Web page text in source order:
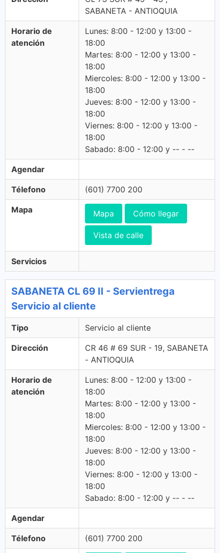
SABANETA - ANTIOQUIA
Horario de
atención
Lunes: 8:00 - 12:00 y 13:00 -
18:00
Martes: 8:00 - 12:00 y 13:00 -
18:00
Miercoles: 8:00 - 12:00 y 13:00 -
18:00
Jueves: 8:00 - 12:00 y 13:00 -
18:00
Viernes: 8:00 - 12:00 y 13:00 -
18:00
Sabado: 8:00 - 12:00 y -- - --
Agendar
Télefono (601) 7700 200
Mapa Mapa Cómo llegar
Vista de calle
Servicios
SABANETA CL 69 II - Servientrega
Servicio al cliente
Tipo Servicio al cliente
Dirección
CR 46 # 69 SUR - 19, SABANETA
- ANTIOQUIA
Horario de
atención
Lunes: 8:00 - 12:00 y 13:00 -
18:00
Martes: 8:00 - 12:00 y 13:00 -
18:00
Miercoles: 8:00 - 12:00 y 13:00 -
18:00
Jueves: 8:00 - 12:00 y 13:00 -
18:00
Viernes: 8:00 - 12:00 y 13:00 -
18:00
Sabado: 8:00 - 12:00 y -- - --
Agendar
Télefono (601) 7700 200